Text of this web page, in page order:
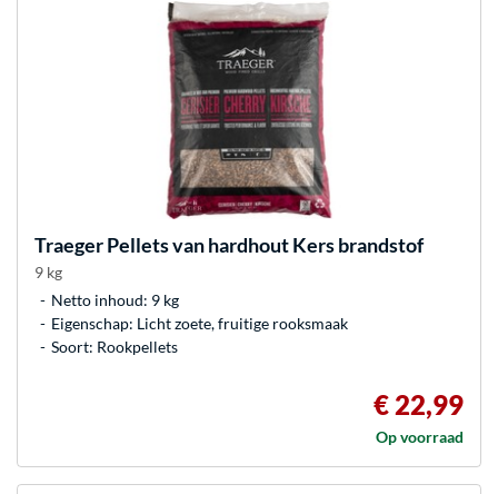
TraegerPellets van hardhout Kers brandstof
9 kg
Netto inhoud: 9 kg
Eigenschap: Licht zoete, fruitige rooksmaak
Soort: Rookpellets
€ 22,99
Op voorraad